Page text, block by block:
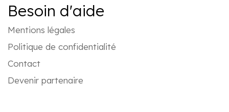
Besoin d'aide
Mentions légales
Politique de confidentialité
Contact
Devenir partenaire